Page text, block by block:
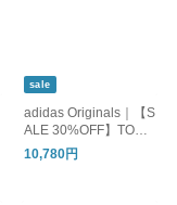
sale
adidas Originals｜【S
ALE 30%OFF】TOBA
CCO タバコ シューズ
靴 くつ スニーカー ユ
10,780円